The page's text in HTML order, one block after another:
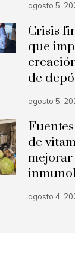
agosto 5,
Crisis
que
de
agosto 5,
de
mejorar
agosto 4,